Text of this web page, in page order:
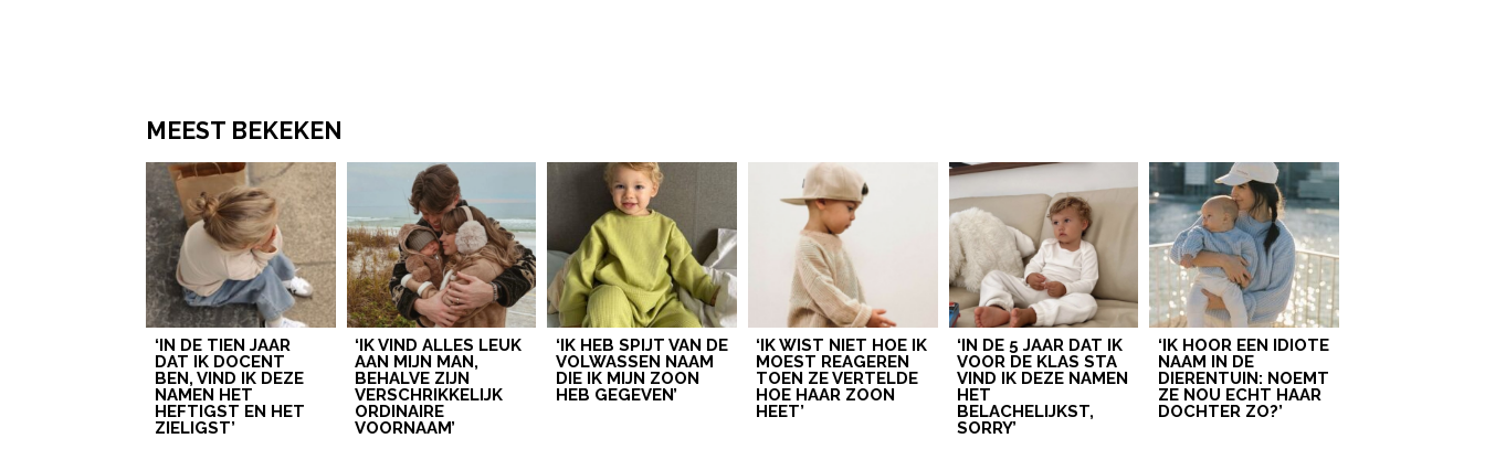
MEEST BEKEKEN
‘IN DE TIEN JAAR
DAT IK DOCENT
BEN, VIND IK DEZE
NAMEN HET
HEFTIGST EN HET
ZIELIGST’
‘IK VIND ALLES LEUK
AAN MIJN MAN,
BEHALVE ZIJN
VERSCHRIKKELIJK
ORDINAIRE
VOORNAAM’
‘IK HEB SPIJT VAN DE
VOLWASSEN NAAM
DIE IK MIJN ZOON
HEB GEGEVEN’
‘IK WIST NIET HOE IK
MOEST REAGEREN
TOEN ZE VERTELDE
HOE HAAR ZOON
HEET’
‘IN DE 5 JAAR DAT IK
VOOR DE KLAS STA
VIND IK DEZE NAMEN
HET
BELACHELIJKST,
SORRY’
‘IK HOOR EEN IDIOTE
NAAM IN DE
DIERENTUIN: NOEMT
ZE NOU ECHT HAAR
DOCHTER ZO?’